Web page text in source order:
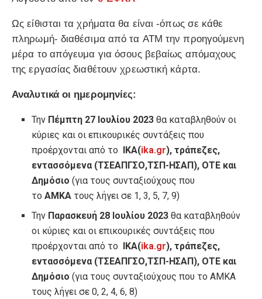
Ως είθισται τα χρήματα θα είναι -όπως σε κάθε
πληρωμή- διαθέσιμα από τα ATM την προηγούμενη
μέρα το απόγευμα για όσους βεβαίως απόμαχους
της εργασίας διαθέτουν χρεωστική κάρτα.
Αναλυτικά οι ημερομηνίες:
Την Πέμπτη 27 Ιουλίου 2023 θα καταβληθούν οι
κύριες και οι επικουρικές συντάξεις που
προέρχονται από το ΙΚΑ(ika.gr), τράπεζες,
εντασσόμενα (ΤΣΕΑΠΓΣΟ,ΤΣΠ-ΗΣΑΠ), ΟΤΕ και
Δημόσιο(για τους συνταξιούχους που
τοΑΜΚΑ τους λήγει σε 1, 3, 5, 7, 9)
Την Παρασκευή 28 Ιουλίου 2023 θα καταβληθούν
οι κύριες και οι επικουρικές συντάξεις που
προέρχονται από το
ΙΚΑ(ika.gr), τράπεζες,
εντασσόμενα (ΤΣΕΑΠΓΣΟ,ΤΣΠ-ΗΣΑΠ), ΟΤΕ και
Δημόσιο(για τους συνταξιούχους που το ΑΜΚΑ
τους λήγει σε 0, 2, 4, 6, 8)